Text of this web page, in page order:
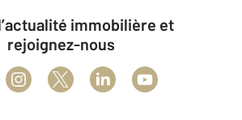
rejoignez-nous